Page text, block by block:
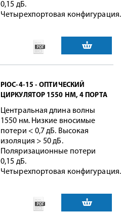
0,15 дБ.
Четырехпортовая конфигурация.
PIOC-4-15 - ОПТИЧЕСКИЙ
ЦИРКУЛЯТОР 1550 НМ, 4 ПОРТА
Центральная длина волны
1550 нм. Низкие вносимые
потери < 0,7 дБ. Высокая
изоляция > 50 дБ.
Поляризационные потери
0,15 дБ.
Четырехпортовая конфигурация.